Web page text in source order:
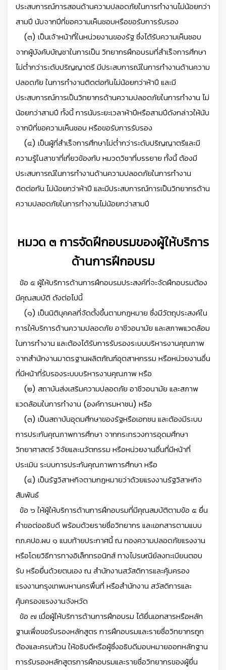
ประสบการณ์การสอนด้านความปลอดภัยในการทำงานไม่น้อยกว่า
สามปี นับจากปีที่ขอความเห็นชอบหรือขอรับการรับรอง
(๓) เป็นเจ้าหน้าที่ในหน่วยงานของรัฐ ซึ่งได้รับความเห็นชอบ
จากผู้บังคับบัญชาในการเป็น วิทยากรฝึกอบรมที่สำเร็จการศึกษา
ไม่ต่ำกว่าระดับปริญญาตรี มีประสบการณ์ในการทำงานด้านความ
ปลอดภัย ในการทำงานติดต่อกันไม่น้อยกว่าห้าปี และมี
ประสบการณ์การเป็นวิทยากรด้านความปลอดภัยในการทำงาน ไม่
น้อยกว่าสามปี ทั้งนี้ การนับระยะเวลาห้าปีหรือสามปีดังกล่าวให้นับ
จากปีที่ขอความเห็นชอบ หรือขอรับการรับรอง
(๔) เป็นผู้ที่สำเร็จการศึกษาไม่ต่ำกว่าระดับปริญญาตรีและมี
ความรู้ในสาขาที่เกี่ยวข้องกับ หมวดวิชาที่บรรยาย ทั้งนี้ ต้องมี
ประสบการณ์ในการทำงานด้านความปลอดภัยในการทำงาน
ติดต่อกัน ไม่น้อยกว่าห้าปี และมีประสบการณ์การเป็นวิทยากรด้าน
ความปลอดภัยในการทำงานไม่น้อยกว่าสามปี
หมวด ๓ การจัดฝึกอบรมของผู้ให้บริการ
ด้านการฝึกอบรม
ข้อ ๕ ผู้ให้บริการด้านการฝึกอบรมประสงค์ที่จะจัดฝึกอบรมต้อง
มีคุณสมบัติ ดังต่อไปนี้
(๑) เป็นนิติบุคคลที่จัดตั้งขึ้นตามกฎหมาย ซึ่งมีวัตถุประสงค์ใน
การให้บริการด้านความปลอดภัย อาชีวอนามัย และสภาพแวดล้อม
ในการทำงาน และต้องได้รับการรับรองระบบบริหารงานคุณภาพ
จากสำนักงานมาตรฐานผลิตภัณฑ์อุตสาหกรรม หรือหน่วยงานอื่น
ที่มีหน้าที่รับรองระบบบริหารงานคุณภาพ หรือ
(๒) สถาบันส่งเสริมความปลอดภัย อาชีวอนามัย และสภาพ
แวดล้อมในการทำงาน (องค์การมหาชน) หรือ
(๓) เป็นสถาบันอุดมศึกษาของรัฐหรือเอกชน และต้องมีระบบ
การประกันคุณภาพการศึกษา จากกระทรวงการอุดมศึกษา
วิทยาศาสตร์ วิจัยและนวัตกรรม หรือหน่วยงานอื่นที่มีหน้าที่
ประเมิน ระบบการประกันคุณภาพการศึกษา หรือ
(๔) เป็นรัฐวิสาหกิจตามกฎหมายว่าด้วยแรงงานรัฐวิสาหกิจ
สัมพันธ์
ข้อ ๖ ให้ผู้ให้บริการด้านการฝึกอบรมที่มีคุณสมบัติตามข้อ ๕ ยื่น
คำขอต่ออธิบดี พร้อมด้วยรายชื่อวิทยากร และเอกสารตามแบบ
กภ.คปอ.ผบ ๑ แนบท้ายประกาศนี้ ณ กองความปลอดภัยแรงงาน
หรือโดยวิธีการทางอิเล็กทรอนิกส์ ทางไปรษณีย์ลงทะเบียนตอบ
รับ หรือยื่นด้วยตนเอง ณ สำนักงานสวัสดิการและคุ้มครอง
แรงงานกรุงเทพมหานครพื้นที่ หรือสำนักงาน สวัสดิการและ
คุ้มครองแรงงานจังหวัด
ข้อ ๗ เมื่อผู้ให้บริการด้านการฝึกอบรม ได้ยื่นเอกสารหรือหลัก
ฐานเพื่อขอรับรองหลักสูตร การฝึกอบรมและรายชื่อวิทยากรถูก
ต้องและครบถ้วน ให้อธิบดีหรือผู้ซึ่งอธิบดีมอบหมายออกหลักฐาน
การรับรองหลักสูตรการฝึกอบรมและรายชื่อวิทยากรของผู้ยื่น